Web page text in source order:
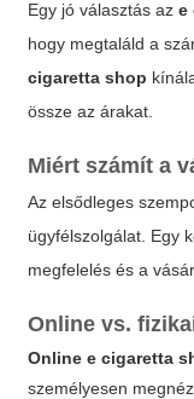
Egy jó választás aze
hogy megtaláld a
cigaretta shop
össze az árakat.
Miért számít a
Az elsődleges
ügyfélszolgálat. Egy
megfelelés és a
Online vs.
Onlinee cigaretta
személyesen